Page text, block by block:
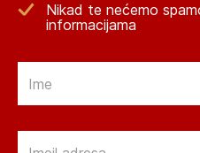
Nikad te nećemo
informacijama